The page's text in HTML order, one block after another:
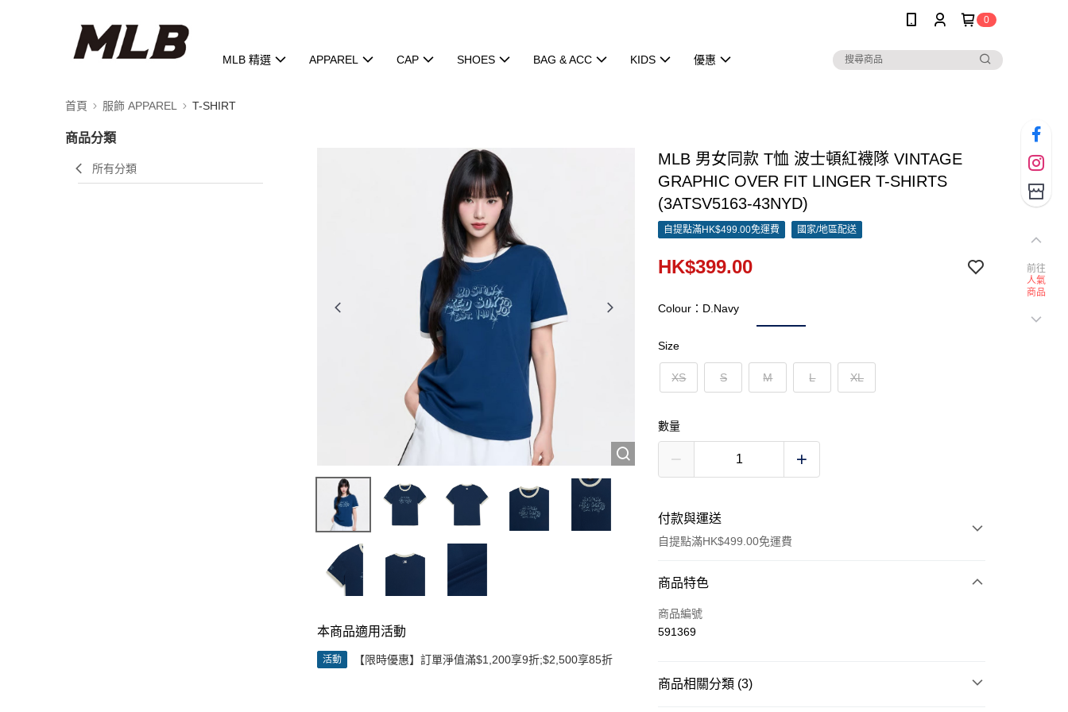
0
MLB 精選 APPAREL CAP SHOES BAG & ACC KIDS 優惠
首頁 服飾 APPAREL T-SHIRT
商品分類
所有分類
本商品適用活動
活動 【限時優惠】訂單淨值滿$1,200享9折;$2,500享85折
MLB 男女同款 T恤 波士頓紅襪隊 VINTAGE
GRAPHIC OVER FIT LINGER T-SHIRTS
(3ATSV5163-43NYD)
自提點滿HK$499.00免運費 國家/地區配送
HK$399.00
Colour：D.Navy
Size
XS S M L XL
數量
付款與運送
自提點滿HK$499.00免運費
付款方式
信用卡
商品特色
商品編號
591369
商品相關分類 (3)
前往
人氣
商品